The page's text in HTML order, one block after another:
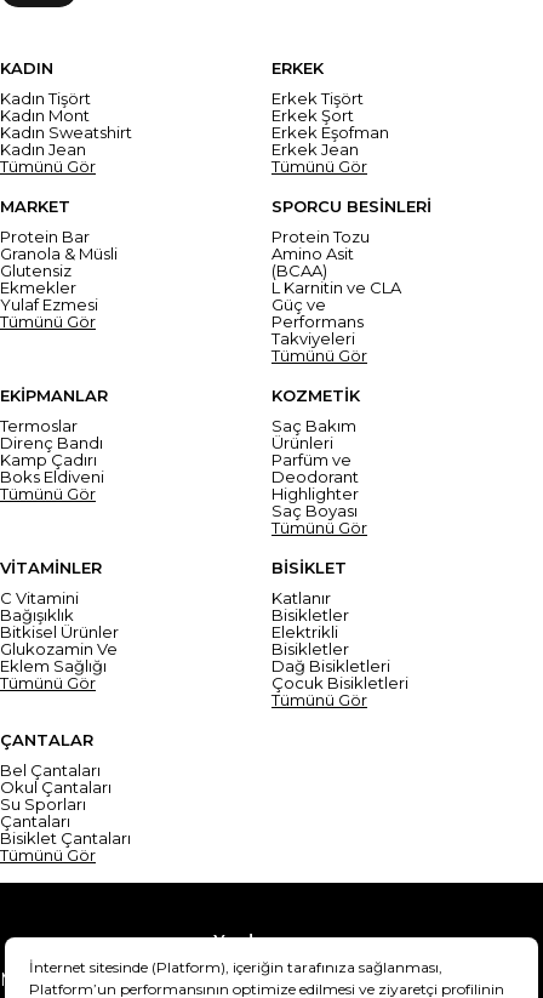
KADIN
Kadın Tişört
Kadın Mont
Kadın Sweatshirt
Kadın Jean
Tümünü Gör
ERKEK
Erkek Tişört
Erkek Şort
Erkek Eşofman
Erkek Jean
Tümünü Gör
MARKET
Protein Bar
Granola & Müsli
Glutensiz
Ekmekler
Yulaf Ezmesi
Tümünü Gör
SPORCU BESİNLERİ
Protein Tozu
Amino Asit
(BCAA)
L Karnitin ve CLA
Güç ve
Performans
Takviyeleri
Tümünü Gör
EKİPMANLAR
Termoslar
Direnç Bandı
Kamp Çadırı
Boks Eldiveni
Tümünü Gör
KOZMETİK
Saç Bakım
Ürünleri
Parfüm ve
Deodorant
Highlighter
Saç Boyası
Tümünü Gör
VİTAMİNLER
C Vitamini
Bağışıklık
Bitkisel Ürünler
Glukozamin Ve
Eklem Sağlığı
Tümünü Gör
BİSİKLET
Katlanır
Bisikletler
Elektrikli
Bisikletler
Dağ Bisikletleri
Çocuk Bisikletleri
Tümünü Gör
ÇANTALAR
Bel Çantaları
Okul Çantaları
Su Sporları
Çantaları
Bisiklet Çantaları
Tümünü Gör
Yardım
Mesafeli Satış Sözleşmesi
Teslimat Bilgisi